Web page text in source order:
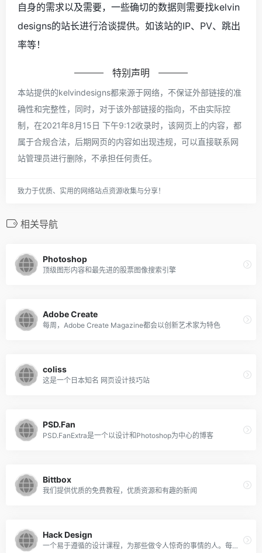
自身的需求以及需要，一些确切的数据则需要找kelvin
designs的站长进行洽谈提供。如该站的IP、PV、跳出
率等！
特别声明
本站提供的kelvindesigns都来源于网络，不保证外部链接的准
确性和完整性，同时，对于该外部链接的指向，不由实际控
制，在2021年8月15日 下午9:12收录时，该网页上的内容，都
属于合规合法，后期网页的内容如出现违规，可以直接联系网
站管理员进行删除，不承担任何责任。
致力于优质、实用的网络站点资源收集与分享！
相关导航
Photoshop
顶级图形内容和最先进的股票图像搜索引擎
Adobe Create
每周，Adobe Create Magazine都会以创新艺术家为特色
coliss
这是一个日本知名 网页设计技巧站
PSD.Fan
PSD.FanExtra是一个以设计和Photoshop为中心的博客
Bittbox
我们提供优质的免费教程，优质资源和有趣的新闻
Hack Design
一个易于遵循的设计课程，为那些做令人惊奇的事情的人。每周收到收件箱中的设计课程，由设计专业人员手工制作。